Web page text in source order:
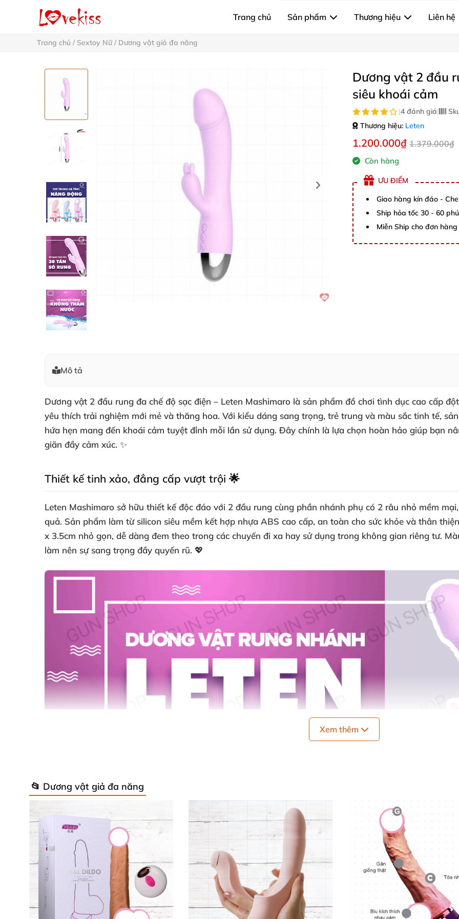
Trang chủ Sản phẩm Thương hiệu Liên hệ
Trang chủ / Sextoy Nữ/ Dương vật giả đa năng
Dương vật 2 đầu
siêu khoái cảm
|4 đánh giá|
Thương hiệu: Leten
1.200.000₫ 1.379.000₫
Còn hàng
ƯU ĐIỂM
Giao hàng kín đáo -
Ship hỏa tốc 30 - 60
Miễn Ship cho đơn
Mô tả
Dương vật 2 đầu rung đa chế độ sạc điện – Leten Mashimaro là sản phẩm đồ chơi tình dục cao cấp
yêu thích trải nghiệm mới mẻ và thăng hoa. Với kiểu dáng sang trọng, trẻ trung và màu sắc tinh tế,
hứa hẹn mang đến khoái cảm tuyệt đỉnh mỗi lần sử dụng. Đây chính là lựa chọn hoàn hảo giúp bạn
giãn đầy cảm xúc. ✨
Thiết kế tinh xảo, đẳng cấp vượt trội 🌟
Leten Mashimaro sở hữu thiết kế độc đáo với 2 đầu rung cùng phần nhánh phụ có 2 râu nhỏ mềm
quả. Sản phẩm làm từ silicon siêu mềm kết hợp nhựa ABS cao cấp, an toàn cho sức khỏe và thân
x 3.5cm nhỏ gọn, dễ dàng đem theo trong các chuyến đi xa hay sử dụng trong không gian riêng tư.
làm nên sự sang trọng đầy quyến rũ. 💖
Sỉ Dương vật 2 đầu rung đa chế độ rung sạc điện - Leten Mashimaro
Xem thêm
📂 Dương vật giả đa năng